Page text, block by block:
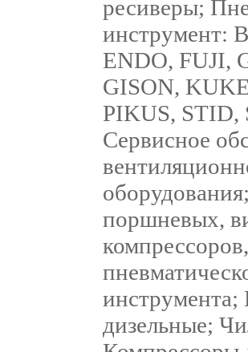
ресиверы;
инструмент:
ENDO, FUJI,
GISON,
PIKUS,
Сервисное
поршневых,
компрессоров,
инструмента;
дизельные;